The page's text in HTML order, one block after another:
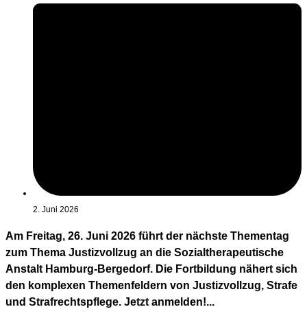
2. Juni 2026
Am Freitag, 26. Juni 2026 führt der nächste Thementag
zum Thema Justizvollzug an die Sozialtherapeutische
Anstalt Hamburg-Bergedorf. Die Fortbildung nähert sich
den komplexen Themenfeldern von Justizvollzug, Strafe
und Strafrechtspflege. Jetzt anmelden!...